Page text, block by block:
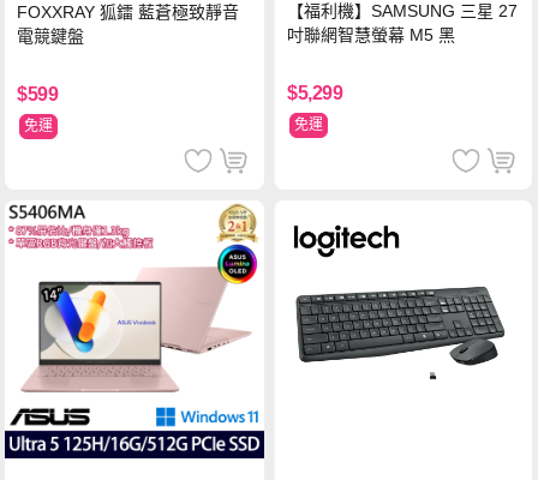
FOXXRAY 狐鐳 藍蒼極致靜音
電競鍵盤
$599
免運
【福利機】SAMSUNG 三星 27
吋聯網智慧螢幕 M5 黑
$5,299
免運